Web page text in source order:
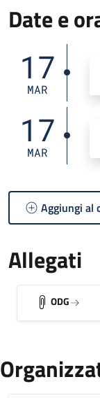
Date e
17
MAR
17
MAR
Aggiungi al
Allegati
ODG